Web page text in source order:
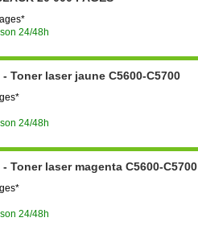
24/48h
- Toner laser jaune C5600-C5700
24/48h
- Toner laser magenta C5600-C5700
24/48h